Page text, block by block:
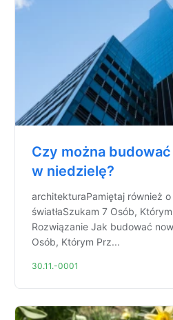
Czy można
w niedzielę?
architekturaPamiętaj również
światłaSzukam 7 Osób,
Rozwiązanie Jak budować
Osób, Którym Prz...
30.11.-0001